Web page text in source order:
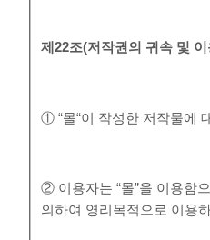
제22조(저작권의 귀속 및
① “몰“이 작성한 저작물에
② 이용자는 “몰”을 이용함
의하여 영리목적으로 이용